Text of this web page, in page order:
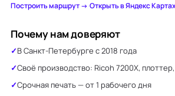
Построить маршрут →·Открыть в Яндекс
Почему нам доверяют
В Санкт-Петербурге с 2018 года
Своё производство: Ricoh 7200X,
Срочная печать — от 1 рабочего дня